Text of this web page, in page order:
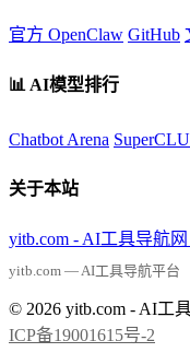
官方 OpenClaw GitHub
📊 AI模型排行
Chatbot Arena
关于本站
yitb.com - AI工具导航
yitb.com — AI工具导航平台
© 2026 yitb.com - AI工
ICP备19001615号-2